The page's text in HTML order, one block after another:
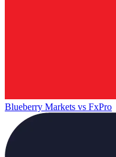
Blueberry Markets vs FxPro